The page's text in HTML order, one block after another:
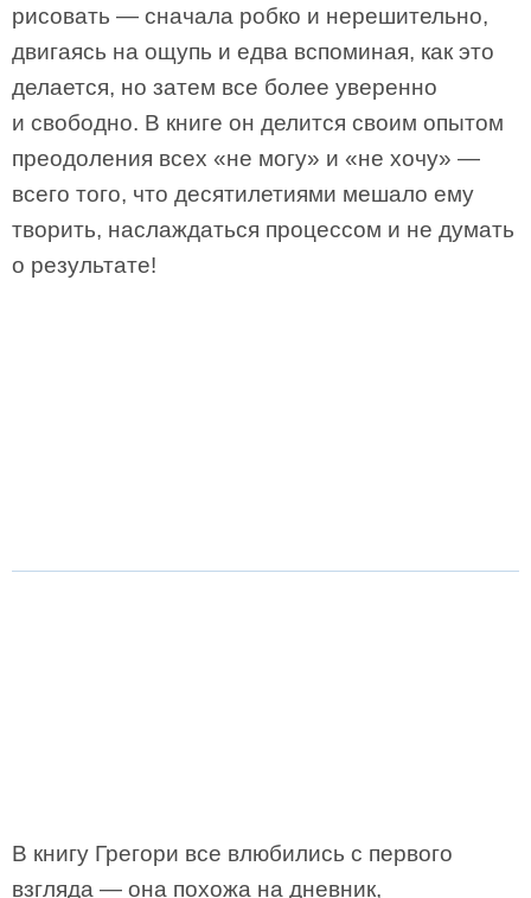
рисовать — сначала робко и нерешительно,
двигаясь на ощупь и едва вспоминая, как это
делается, но затем все более уверенно
и свободно. В книге он делится своим опытом
преодоления всех «не могу» и «не хочу» —
всего того, что десятилетиями мешало ему
творить, наслаждаться процессом и не думать
о результате!
В книгу Грегори все влюбились с первого
взгляда — она похожа на дневник,